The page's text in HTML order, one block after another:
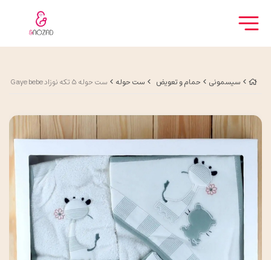
سیسمونی حمام و تعویض ست حوله ست حوله 5 تکه نوزاد Gaye bebe طرح زرافه